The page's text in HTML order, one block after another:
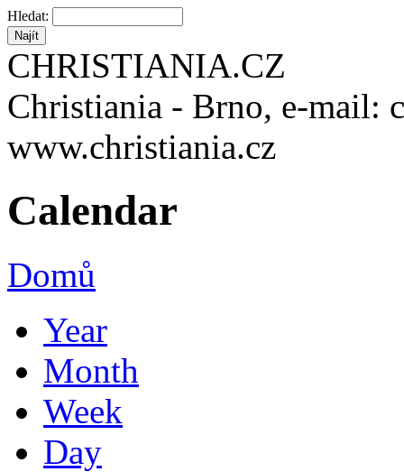
Hledat:
CHRISTIANIA.CZ
Christiania - Brno, e-mail:
www.christiania.cz
Calendar
Domů
Year
Month
Week
Day